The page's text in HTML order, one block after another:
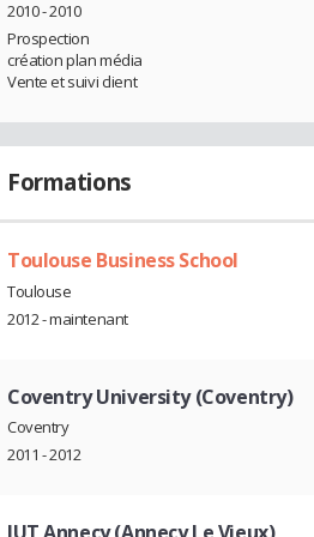
2010 - 2010
Prospection
création plan média
Vente et suivi client
Formations
Toulouse Business School
Toulouse
2012 - maintenant
Coventry University (Coventry)
Coventry
2011 - 2012